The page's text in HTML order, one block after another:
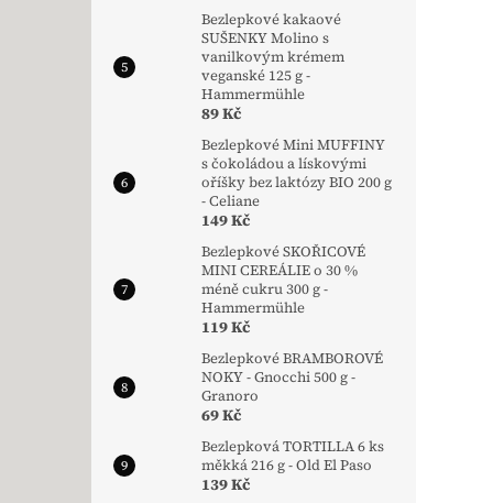
Bezlepkové kakaové
SUŠENKY Molino s
vanilkovým krémem
veganské 125 g -
Hammermühle
89 Kč
Bezlepkové Mini MUFFINY
s čokoládou a lískovými
oříšky bez laktózy BIO 200 g
- Celiane
149 Kč
Bezlepkové SKOŘICOVÉ
MINI CEREÁLIE o 30 %
méně cukru 300 g -
Hammermühle
119 Kč
Bezlepkové BRAMBOROVÉ
NOKY - Gnocchi 500 g -
Granoro
69 Kč
Bezlepková TORTILLA 6 ks
měkká 216 g - Old El Paso
139 Kč